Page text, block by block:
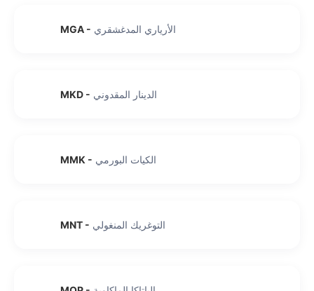
MGA - الأرياري المدغشقري
MKD - الدينار المقدوني
MMK - الكيات البورمي
MNT - التوغريك المنغولي